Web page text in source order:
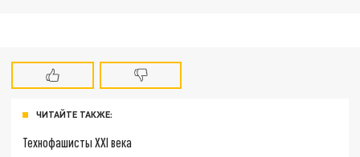
ЧИТАЙТЕ ТАКЖЕ:
Технофашисты XXI века